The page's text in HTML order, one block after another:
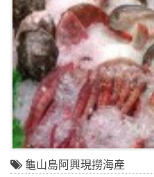
龜山島阿興現撈海產